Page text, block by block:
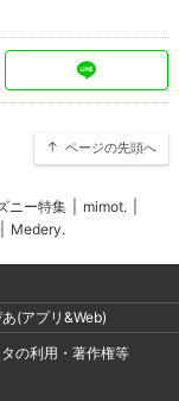
ページの先頭へ
ニー特集 mimot.
Medery.
(アプリ&Web)
の利用・著作権等